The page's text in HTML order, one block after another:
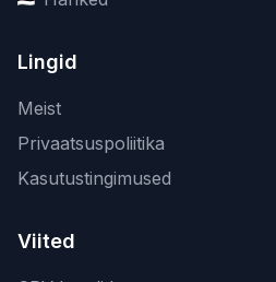
Lingid
Meist
Privaatsuspoliitika
Kasutustingimused
Viited